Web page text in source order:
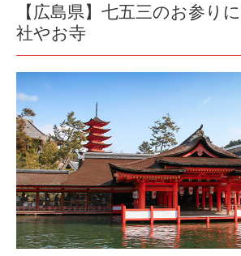
【広島県】七五三のお参り
社やお寺